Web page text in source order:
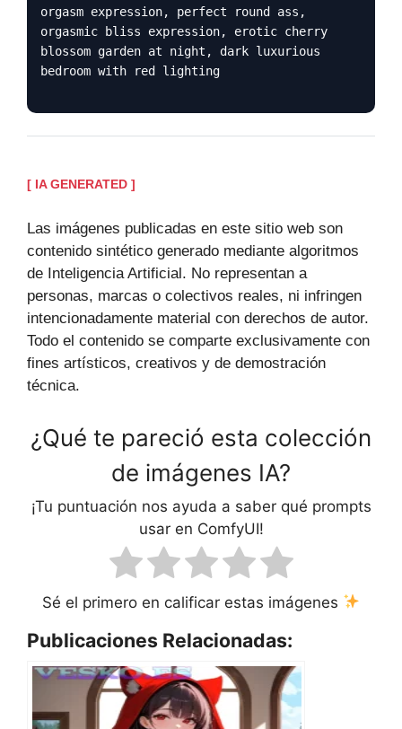
orgasm expression, perfect round ass,
orgasmic bliss expression, erotic cherry
blossom garden at night, dark luxurious
bedroom with red lighting
[ IA GENERATED ]
Las imágenes publicadas en este sitio web son
contenido sintético generado mediante algoritmos
de Inteligencia Artificial. No representan a
personas, marcas o colectivos reales, ni infringen
intencionadamente material con derechos de autor.
Todo el contenido se comparte exclusivamente con
fines artísticos, creativos y de demostración
técnica.
¿Qué te pareció esta colección
de imágenes IA?
¡Tu puntuación nos ayuda a saber qué prompts
usar en ComfyUI!
Sé el primero en calificar estas imágenes
Publicaciones Relacionadas: